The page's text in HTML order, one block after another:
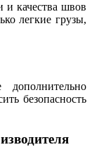
и качества швов
легкие грузы,
безопасность